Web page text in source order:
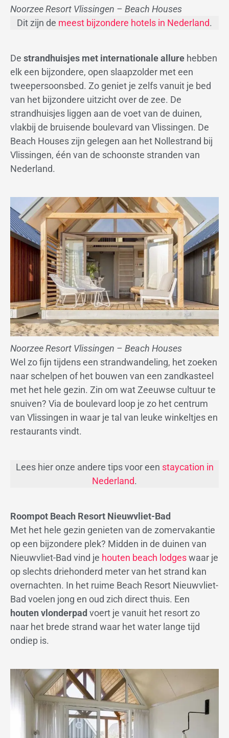
Noorzee Resort Vlissingen – Beach Houses
Dit zijn de meest bijzondere hotels in Nederland.
De strandhuisjes met internationale allure hebben
elk een bijzondere, open slaapzolder met een
tweepersoonsbed. Zo geniet je zelfs vanuit je bed
van het bijzondere uitzicht over de zee. De
strandhuisjes liggen aan de voet van de duinen,
vlakbij de bruisende boulevard van Vlissingen. De
Beach Houses zijn gelegen aan het Nollestrand bij
Vlissingen, één van de schoonste stranden van
Nederland.
Noorzee Resort Vlissingen – Beach Houses
Wel zo fijn tijdens een strandwandeling, het zoeken
naar schelpen of het bouwen van een zandkasteel
met het hele gezin. Zin om wat Zeeuwse cultuur te
snuiven? Via de boulevard loop je zo het centrum
van Vlissingen in waar je tal van leuke winkeltjes en
restaurants vindt.
Lees hier onze andere tips voor een staycation in
Nederland.
Roompot Beach Resort Nieuwvliet-Bad
Met het hele gezin genieten van de zomervakantie
op een bijzondere plek? Midden in de duinen van
Nieuwvliet-Bad vind je houten beach lodgeswaar je
op slechts driehonderd meter van het strand kan
overnachten. In het ruime Beach Resort Nieuwvliet-
Bad voelen jong en oud zich direct thuis. Een
houten vlonderpad voert je vanuit het resort zo
naar het brede strand waar het water lange tijd
ondiep is.